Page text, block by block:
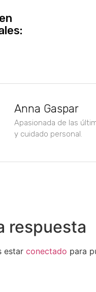
Anna Gaspar
Apasionada de las
y cuidado personal.
respuesta
estar conectado para